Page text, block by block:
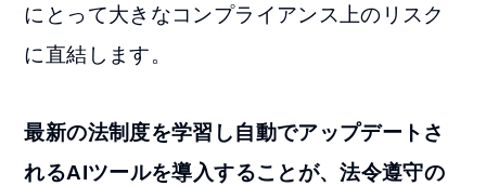
にとって大きなコンプライアンス上のリスク
に直結します。
最新の法制度を学習し自動でアップデートさ
れるAIツールを導入することが、法令遵守の